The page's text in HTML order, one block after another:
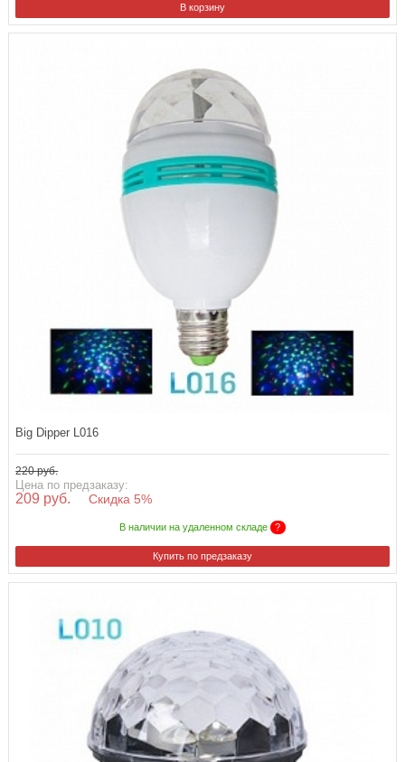
Big Dipper L016
220 руб.
Цена по предзаказу:
209 руб. Скидка 5%
В наличии на удаленном складе ?
Купить по предзаказу